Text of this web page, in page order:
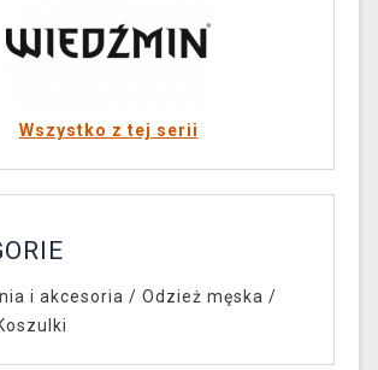
Wszystko z tej serii
i akcesoria / Odzież męska /